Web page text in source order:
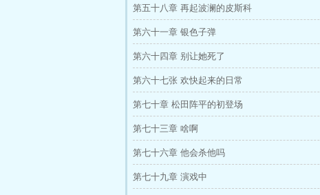
第五十八章 再起波澜的皮斯科
第六十一章 银色子弹
第六十四章 别让她死了
第六十七张 欢快起来的日常
第七十章 松田阵平的初登场
第七十三章 啥啊
第七十六章 他会杀他吗
第七十九章 演戏中